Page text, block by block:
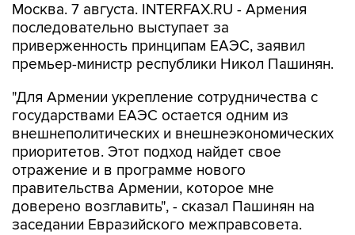
Москва. 7 августа. INTERFAX.RU - Армения
последовательно выступает за
приверженность принципам ЕАЭС, заявил
премьер-министр республики Никол Пашинян.
"Для Армении укрепление сотрудничества с
государствами ЕАЭС остается одним из
внешнеполитических и внешнеэкономических
приоритетов. Этот подход найдет свое
отражение и в программе нового
правительства Армении, которое мне
доверено возглавить", - сказал Пашинян на
заседании Евразийского межправсовета.